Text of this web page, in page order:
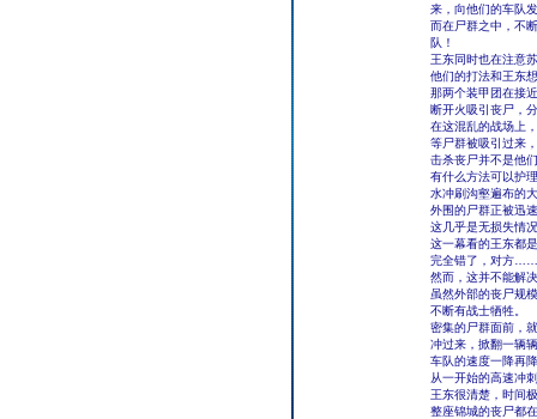
来，向他们的车队
而在尸群之中，不
队！
王东同时也在注意
他们的打法和王东
那两个装甲团在接
断开火吸引丧尸，
在这混乱的战场上
等尸群被吸引过来
击杀丧尸并不是他
有什么方法可以护
水冲刷沟壑遍布的
外围的尸群正被迅
这几乎是无损失情
这一幕看的王东都
完全错了，对方
然而，这并不能解
虽然外部的丧尸规
不断有战士牺牲。
密集的尸群面前，
冲过来，掀翻一辆
车队的速度一降再
从一开始的高速冲
王东很清楚，时间
整座锦城的丧尸都